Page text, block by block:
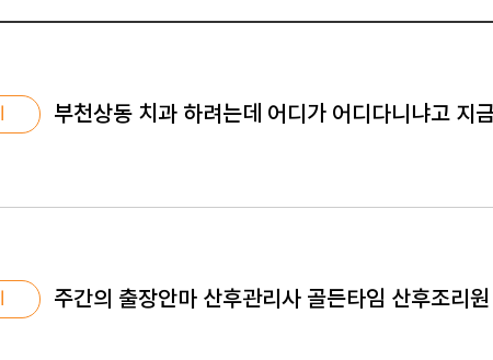
부천상동 치과 하려는데 어디가 어디다니냐고 지
주간의 출장안마 산후관리사 골든타임 산후조리